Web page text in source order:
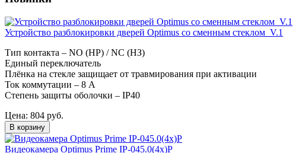
Устройство разблокировки дверей Optimus со сменным стеклом_V.1
Тип контакта – NO (НР) / NC (НЗ)
Единый переключатель
Плёнка на стекле защищает от травмирования при активации
Ток коммутации – 8 А
Степень защиты оболочки – IP40
Цена: 804 руб.
В корзину
Видеокамера Optimus Prime IP-045.0(4x)P